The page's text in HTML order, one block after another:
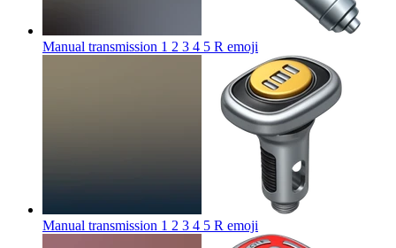
Manual transmission 1 2 3 4 5 R emoji
Manual transmission 1 2 3 4 5 R emoji